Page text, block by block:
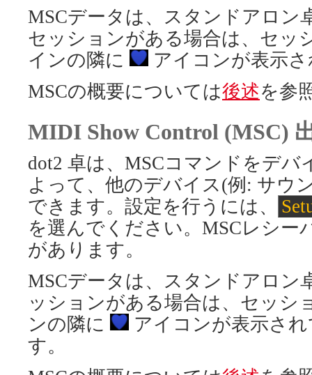
MSCデータは、スタンドアロン
セッションがある場合は、セッ
インの隣に
アイコンが表示
MSCの概要については後述を参
MIDI Show Control (MSC)
dot2 卓は、MSCコマンドをデ
よって、他のデバイス(例: サウ
できます。設定を行うには、
を選んでください。MSCレシー
があります。
MSCデータは、スタンドアロン
ッションがある場合は、セッシ
ンの隣に
アイコンが表示さ
す。